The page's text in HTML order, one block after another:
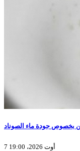
بخصوص جودة ماء الصوناد
7 أوت 2026، 19:00